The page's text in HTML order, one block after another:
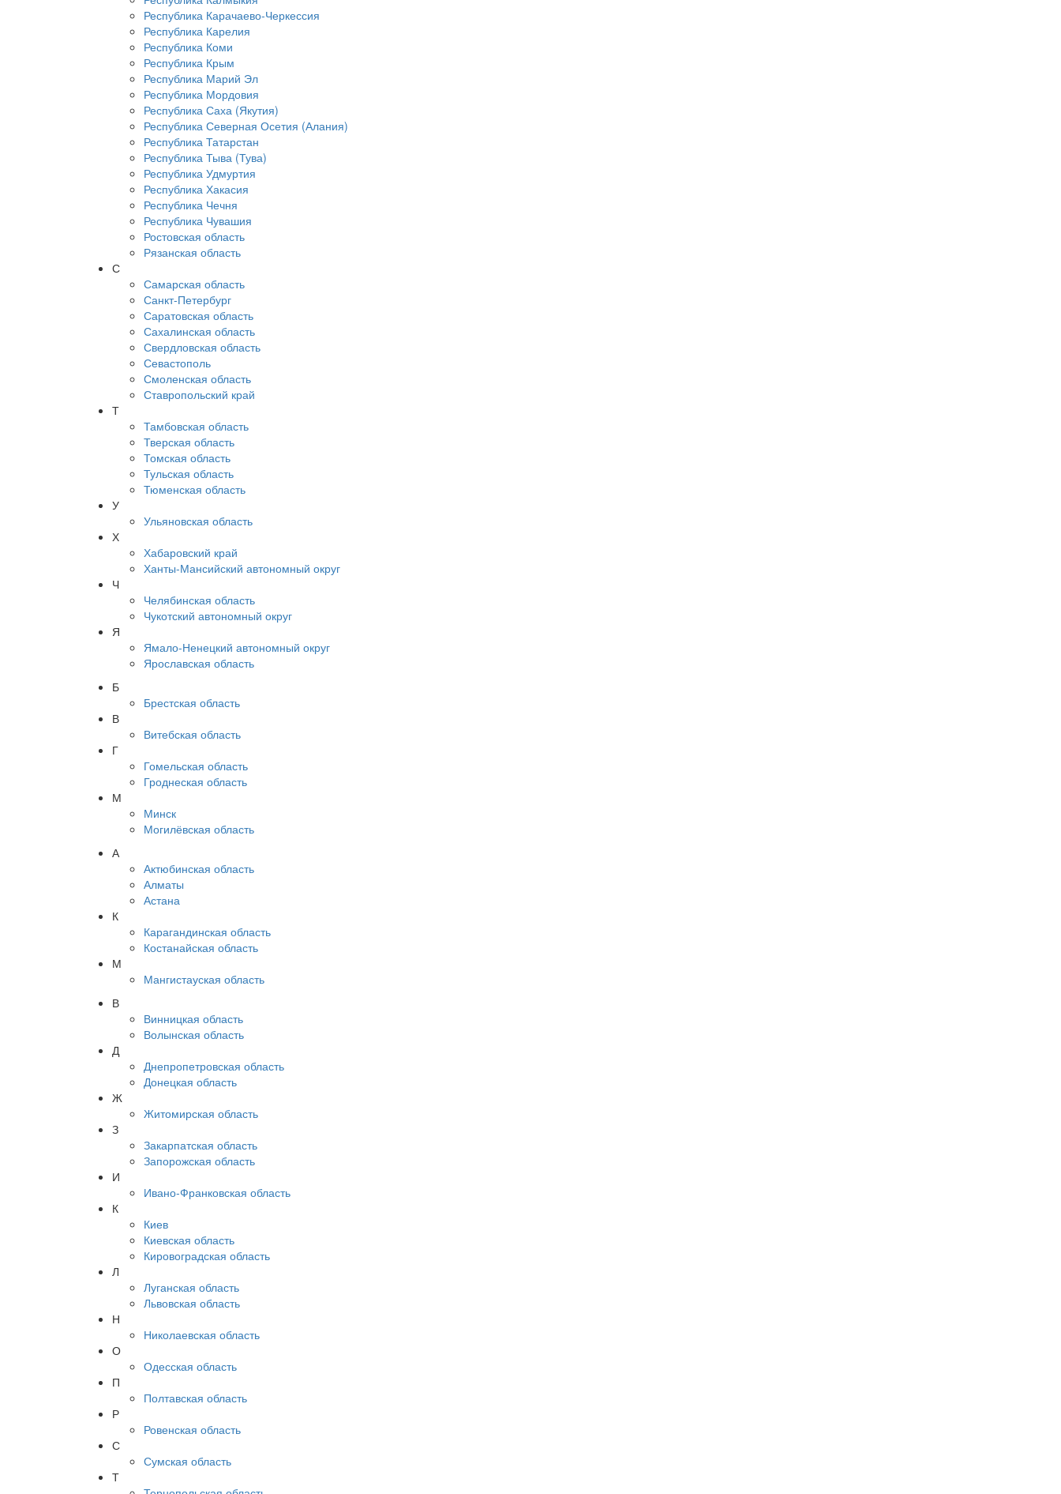
Республика Карачаево-Черкессия
Республика Карелия
Республика Коми
Республика Крым
Республика Марий Эл
Республика Мордовия
Республика Саха (Якутия)
Республика Северная Осетия (Алания)
Республика Татарстан
Республика Тыва (Тува)
Республика Удмуртия
Республика Хакасия
Республика Чечня
Республика Чувашия
Ростовская область
Рязанская область
С
Самарская область
Санкт-Петербург
Саратовская область
Сахалинская область
Свердловская область
Севастополь
Смоленская область
Ставропольский край
Т
Тамбовская область
Тверская область
Томская область
Тульская область
Тюменская область
У
Ульяновская область
Х
Хабаровский край
Ханты-Мансийский автономный округ
Ч
Челябинская область
Чукотский автономный округ
Я
Ямало-Ненецкий автономный округ
Ярославская область
Б
Брестская область
В
Витебская область
Г
Гомельская область
Гроднеская область
М
Минск
Могилёвская область
А
Актюбинская область
Алматы
Астана
К
Карагандинская область
Костанайская область
М
Мангистауская область
В
Винницкая область
Волынская область
Д
Днепропетровская область
Донецкая область
Ж
Житомирская область
З
Закарпатская область
Запорожская область
И
Ивано-Франковская область
К
Киев
Киевская область
Кировоградская область
Л
Луганская область
Львовская область
Н
Николаевская область
О
Одесская область
П
Полтавская область
Р
Ровенская область
С
Сумская область
Т